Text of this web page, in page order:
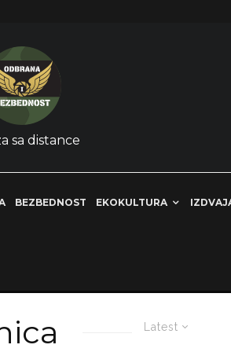
sa distance
BEZBEDNOST EKOKULTURA
Latest